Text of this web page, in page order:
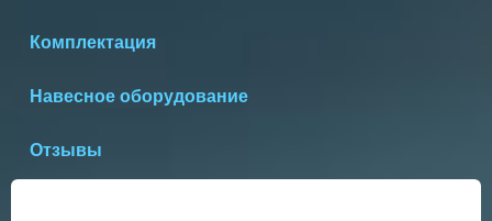
Комплектация
Навесное оборудование
Отзывы